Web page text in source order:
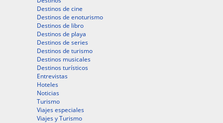
Destinos de cine
Destinos de enoturismo
Destinos de libro
Destinos de playa
Destinos de series
Destinos de turismo
Destinos musicales
Destinos turísticos
Entrevistas
Hoteles
Noticias
Turismo
Viajes especiales
Viajes y Turismo